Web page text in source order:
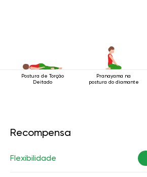
Postura de Torção
Deitado
Pranayama na
postura do diamante
Recompensa
Flexibilidade